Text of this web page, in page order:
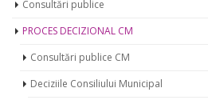
Consultări publice
PROCES DECIZIONAL CM
Consultări publice CM
Deciziile Consiliului Municipal